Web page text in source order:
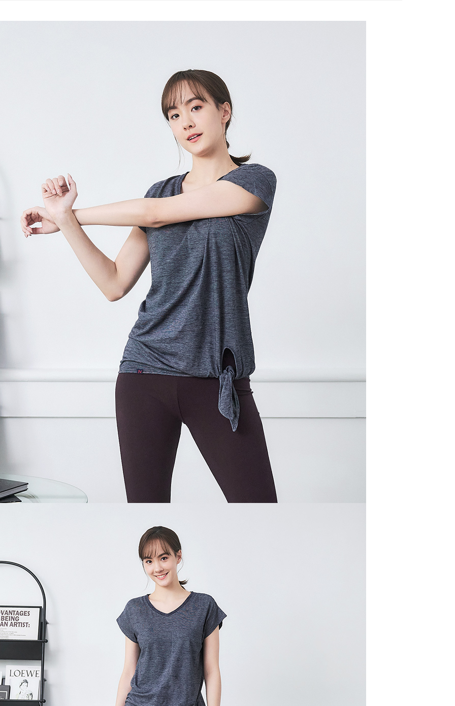
付」結帳頁面，進行簡訊認證並確認金額後，即可完成結帳。
絡購買商品的店家。未經商家同意取消之訂單仍視為有效，需透過AFTEE
先享後付繳納相關費用。
※ 交易是否成功請以「AFTEE先享後付 」之結帳頁面顯示為準，若有關於
是否繳費成功／繳費後需取消欲退款等相關疑問，請聯繫「AFTEE先享後
付客戶支援中心」
【注意事項】
１．透過由恩沛科技股份有限公司提供之「AFTEE先享後付」服務完成之
交易，需依本服務之必要範圍內提供個人資料，並將交易相關給付款項請
求債權轉讓予恩沛科技股份有限公司。
２．關於個人資料處理事宜，請瀏覽以下網址：
https://aftee.tw/terms/#terms3
３．未成年的使用者請事先徵得法定代理人或監護人之同意方可使用
「AFTEE先享後付」，若未經同意申辦者引起之損失，本公司不負相關責
４．使用「AFTEE先享後付」時，將依據個別帳號之用戶狀況，依本公司
即時審查核予不同之上限額度；若仍有額度不足之情形，本公司將視審查
結果請求用戶進行身份認證。
５．嚴禁一人註冊多個帳號或使用他人資訊註冊。若發現惡意使用之情
形，恩沛科技股份有限公司將有權停止該用戶之使用額度並採取法律行
動。
7-11超商取貨付款
每筆NT$100，滿NT$2,000(含以上)免運費
付款後7-11超商取貨
每筆NT$100，滿NT$2,000(含以上)免運費
新竹物流宅配
每筆NT$100，滿NT$2,000(含以上)免運費
付款後門市自取
貨到付款
每筆NT$100，滿NT$2,000(含以上)免運費